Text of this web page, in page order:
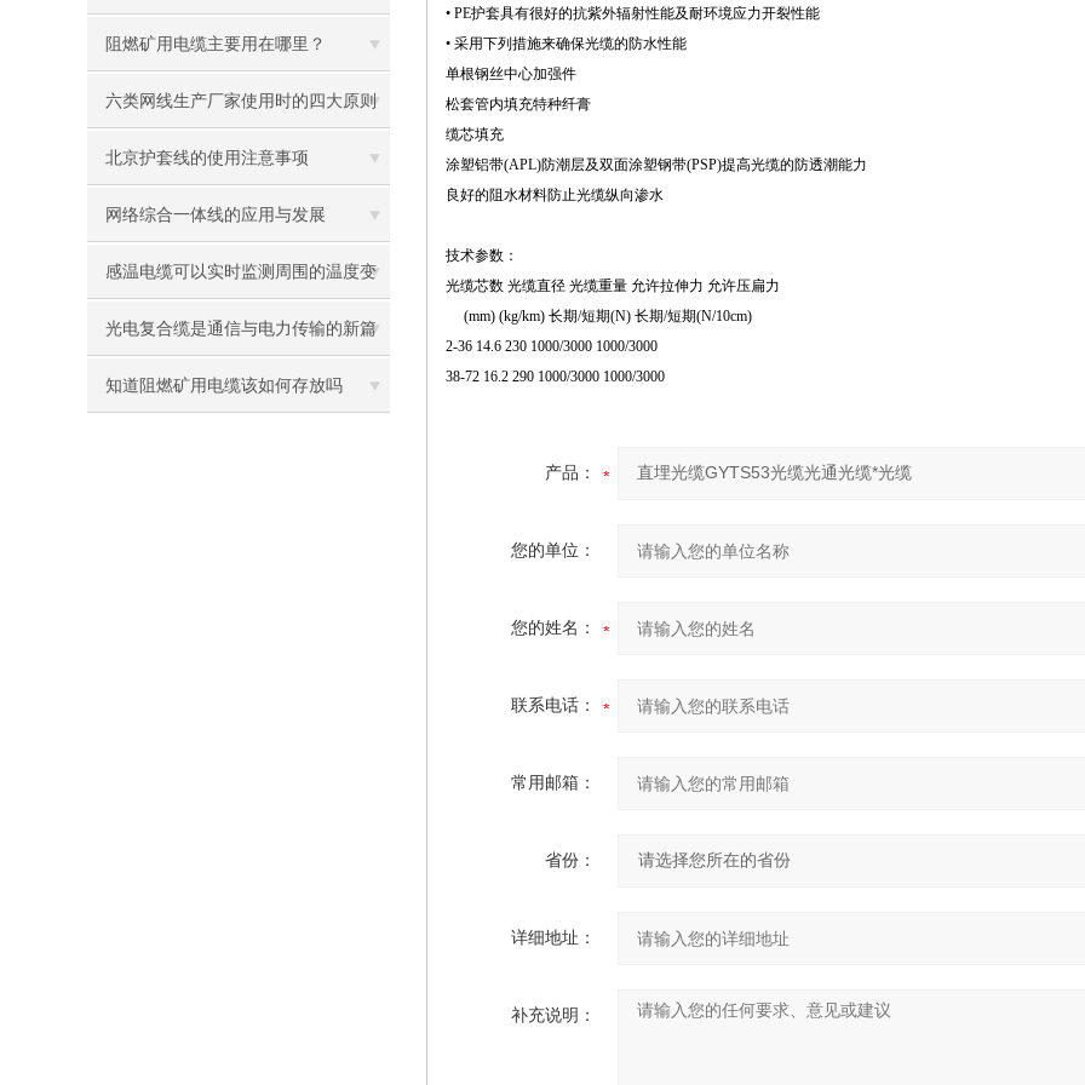
阻燃矿用电缆主要用在哪里？
六类网线生产厂家使用时的四大原则
北京护套线的使用注意事项
网络综合一体线的应用与发展
感温电缆可以实时监测周围的温度变
化
光电复合缆是通信与电力传输的新篇
章
知道阻燃矿用电缆该如何存放吗
• PE护套具有很好的抗紫外辐射性能及耐环境应力开裂性能
• 采用下列措施来确保光缆的防水性能
单根钢丝中心加强件
松套管内填充特种纤膏
缆芯填充
涂塑铝带(APL)防潮层及双面涂塑钢带(PSP)提高光缆的防透潮能力
良好的阻水材料防止光缆纵向渗水
技术参数：
光缆芯数 光缆直径 光缆重量 允许拉伸力 允许压扁力
(mm) (kg/km) 长期/短期(N) 长期/短期(N/10cm)
2-36 14.6 230 1000/3000 1000/3000
38-72 16.2 290 1000/3000 1000/3000
产品：
您的单位：
您的姓名：
联系电话：
常用邮箱：
省份：
详细地址：
补充说明：